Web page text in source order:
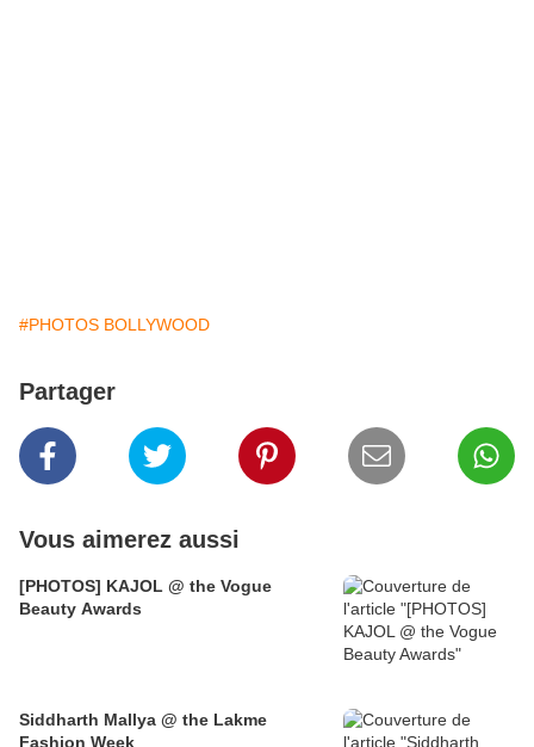
#PHOTOS BOLLYWOOD
Partager
Vous aimerez aussi
[PHOTOS] KAJOL @ the Vogue
Beauty Awards
Siddharth Mallya @ the Lakme
Fashion Week